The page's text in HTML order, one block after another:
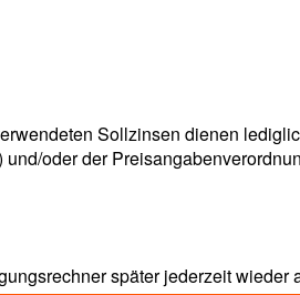
Sollzinsen dienen
oder der
später jederzeit wieder